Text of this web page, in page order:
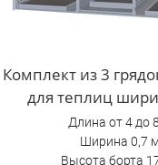
Комплект из 3
для теплиц
Длина от 4 до
Ширина 0,7
Высота борта